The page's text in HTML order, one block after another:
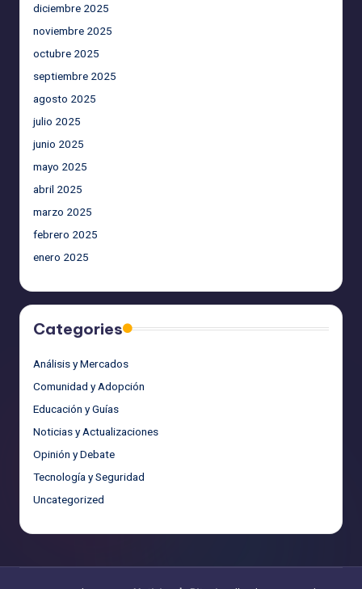
diciembre 2025
noviembre 2025
octubre 2025
septiembre 2025
agosto 2025
julio 2025
junio 2025
mayo 2025
abril 2025
marzo 2025
febrero 2025
enero 2025
Categories
Análisis y Mercados
Comunidad y Adopción
Educación y Guías
Noticias y Actualizaciones
Opinión y Debate
Tecnología y Seguridad
Uncategorized